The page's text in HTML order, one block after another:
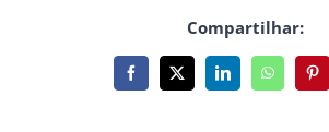
Compartilhar:
Facebook
X LinkedInWhatsApp